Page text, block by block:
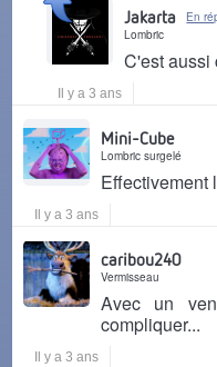
Jakarta
En
Lombric
C'est aussi
Il y a 3 ans
Mini-Cube
Lombric surgelé
Effectivement
Il y a 3 ans
caribou240
Vermisseau
Avec un
compliquer...
Il y a 3 ans